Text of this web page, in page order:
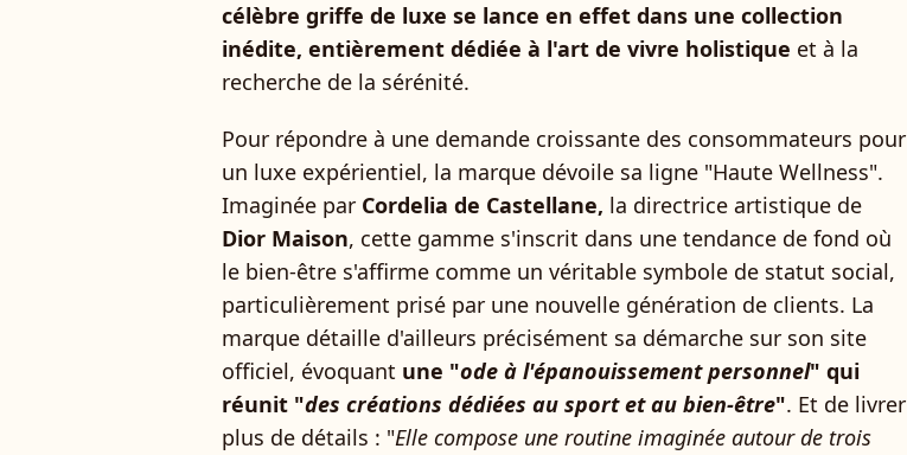
célèbre griffe de luxe se lance en effet dans une collection
inédite, entièrement dédiée à l'art de vivre holistique et à la
recherche de la sérénité.
Pour répondre à une demande croissante des consommateurs pour
un luxe expérientiel, la marque dévoile sa ligne "Haute Wellness".
Imaginée par Cordelia de Castellane, la directrice artistique de
Dior Maison, cette gamme s'inscrit dans une tendance de fond où
le bien-être s'affirme comme un véritable symbole de statut social,
particulièrement prisé par une nouvelle génération de clients. La
marque détaille d'ailleurs précisément sa démarche sur son site
officiel, évoquant une "ode à l'épanouissement personnel" qui
réunit "des créations dédiées au sport et au bien-être". Et de livrer
plus de détails : "Elle compose une routine imaginée autour de trois